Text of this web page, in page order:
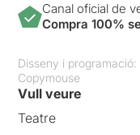
Canal oficial de
Compra 100%
Disseny i programació:
Copymouse
Vull veure
Teatre